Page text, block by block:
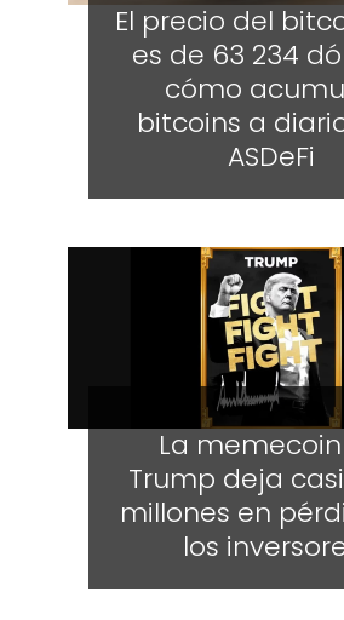
El precio del
es de 63 234
cómo
bitcoins a
ASDeFi
La
Trump deja
millones en
los